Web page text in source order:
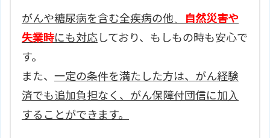
がんや糖尿病を含む全疾病の他、
自然災害や
失業時にも対応しており、もしもの時も安心で
す。
また、 一定の条件を満たした方は、がん経験
済でも追加負担なく、がん保障付団信に加入
することができます。